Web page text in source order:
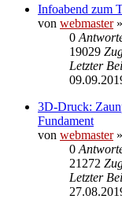
Infoabend zum
von webmaster»
0
19029
Letzter
3D-Druck:
Fundament
von webmaster»
0
21272
Letzter